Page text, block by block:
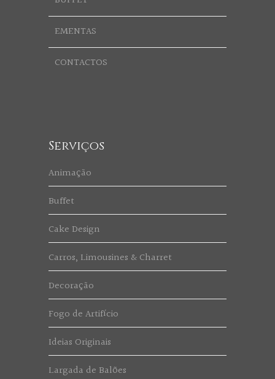
EMENTAS
CONTACTOS
Serviços
Animação
Buffet
Cake Design
Carros, Limousines & Charret
Decoração
Fogo de Artifício
Ideias Originais
Largada de Balões